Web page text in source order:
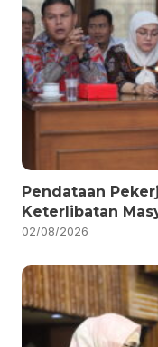
Pendataan
Keterlibatan
02/08/2026